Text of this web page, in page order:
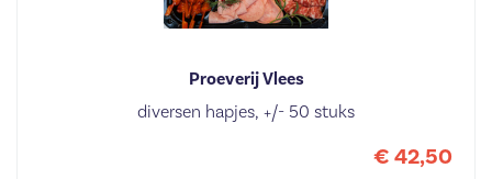
Proeverij Vlees
diversen hapjes, +/- 50 stuks
€ 42,50